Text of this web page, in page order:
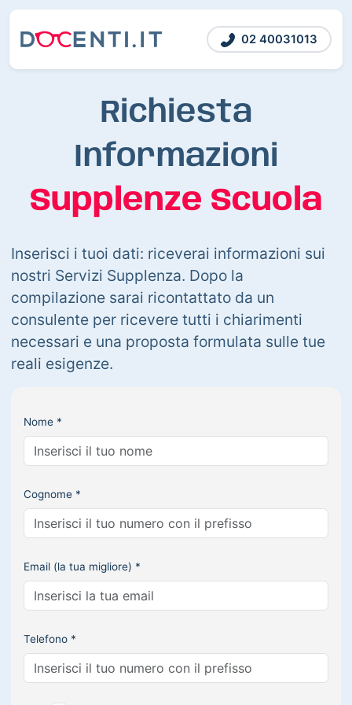
02 40031013
Richiesta
Informazioni
Supplenze Scuola
Inserisci i tuoi dati: riceverai informazioni sui
nostri Servizi Supplenza. Dopo la
compilazione sarai ricontattato da un
consulente per ricevere tutti i chiarimenti
necessari e una proposta formulata sulle tue
reali esigenze.
Nome *
Cognome *
Email (la tua migliore) *
Telefono *